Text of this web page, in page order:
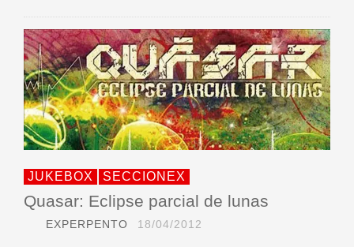
JUKEBOX SECCIONEX
Quasar: Eclipse parcial de lunas
EXPERPENTO 18/04/2012